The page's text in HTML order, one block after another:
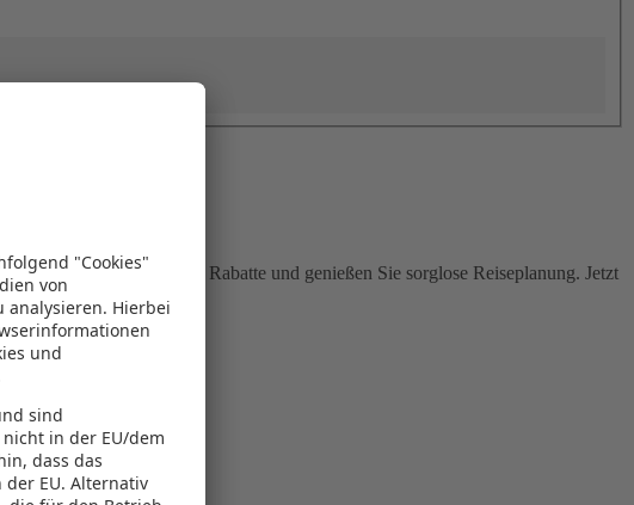
Nutzen Sie attraktive Rabatte und genießen Sie sorglose Reiseplanung. Jetzt